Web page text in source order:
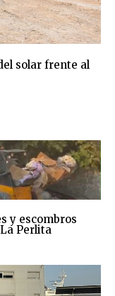
solar frente al
y escombros
Perlita